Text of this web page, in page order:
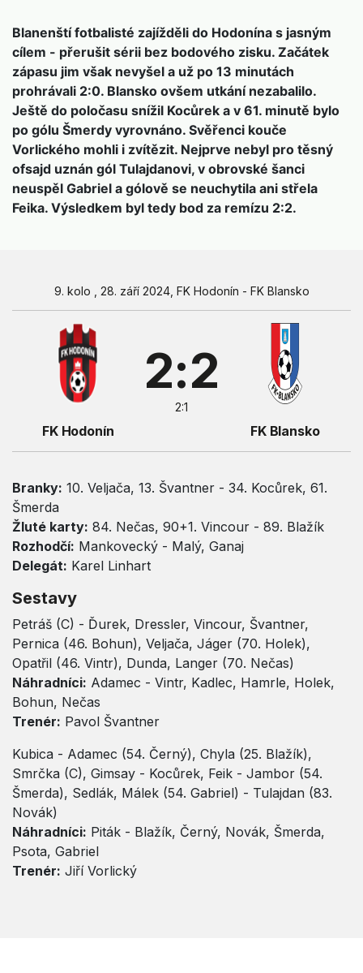
Blanenští fotbalisté zajížděli do Hodonína s jasným
cílem - přerušit sérii bez bodového zisku. Začátek
zápasu jim však nevyšel a už po 13 minutách
prohrávali 2:0. Blansko ovšem utkání nezabalilo.
Ještě do poločasu snížil Kocůrek a v 61. minutě bylo
po gólu Šmerdy vyrovnáno. Svěřenci kouče
Vorlického mohli i zvítězit. Nejprve nebyl pro těsný
ofsajd uznán gól Tulajdanovi, v obrovské šanci
neuspěl Gabriel a gólově se neuchytila ani střela
Feika. Výsledkem byl tedy bod za remízu 2:2.
9. kolo , 28. září 2024, FK Hodonín - FK Blansko
FK Hodonín
2:2
2:1
FK Blansko
Branky: 10. Veljača, 13. Švantner - 34. Kocůrek, 61.
Šmerda
Žluté karty: 84. Nečas, 90+1. Vincour - 89. Blažík
Rozhodčí: Mankovecký - Malý, Ganaj
Delegát: Karel Linhart
Sestavy
Petráš (C) - Ďurek, Dressler, Vincour, Švantner,
Pernica (46. Bohun), Veljača, Jáger (70. Holek),
Opatřil (46. Vintr), Dunda, Langer (70. Nečas)
Náhradníci: Adamec - Vintr, Kadlec, Hamrle, Holek,
Bohun, Nečas
Trenér: Pavol Švantner
Kubica - Adamec (54. Černý), Chyla (25. Blažík),
Smrčka (C), Gimsay - Kocůrek, Feik - Jambor (54.
Šmerda), Sedlák, Málek (54. Gabriel) - Tulajdan (83.
Novák)
Náhradníci: Piták - Blažík, Černý, Novák, Šmerda,
Psota, Gabriel
Trenér: Jiří Vorlický